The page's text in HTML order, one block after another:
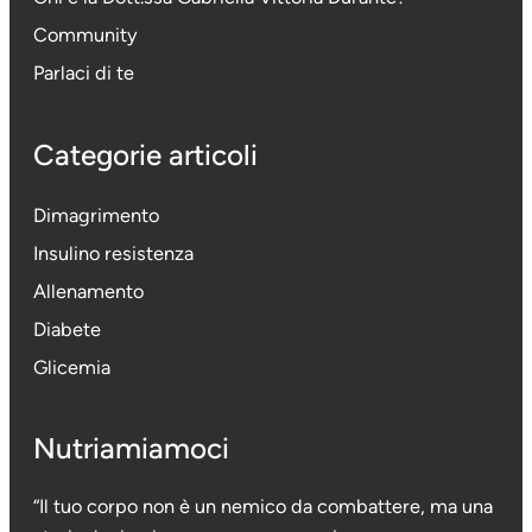
Community
Parlaci di te
Categorie articoli
Dimagrimento
Insulino resistenza
Allenamento
Diabete
Glicemia
Nutriamiamoci
“Il tuo corpo non è un nemico da combattere, ma una